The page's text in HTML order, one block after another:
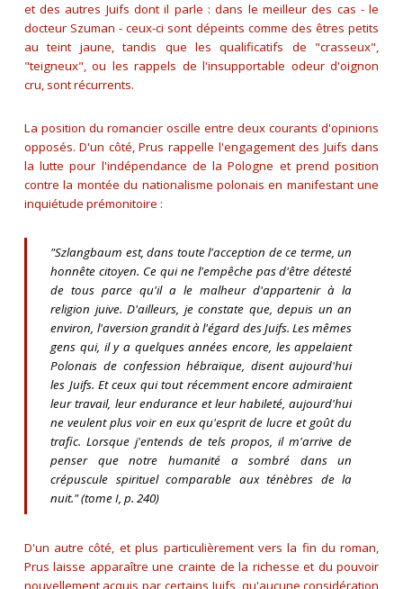
et des autres Juifs dont il parle : dans le meilleur des cas - le
docteur Szuman - ceux-ci sont dépeints comme des êtres petits
au teint jaune, tandis que les qualificatifs de "crasseux",
"teigneux", ou les rappels de l'insupportable odeur d'oignon
cru, sont récurrents.
La position du romancier oscille entre deux courants d'opinions
opposés. D'un côté, Prus rappelle l'engagement des Juifs dans
la lutte pour l'indépendance de la Pologne et prend position
contre la montée du nationalisme polonais en manifestant une
inquiétude prémonitoire :
"Szlangbaum est, dans toute l'acception de ce terme, un
honnête citoyen. Ce qui ne l'empêche pas d'être détesté
de tous parce qu'il a le malheur d'appartenir à la
religion juive. D'ailleurs, je constate que, depuis un an
environ, l'aversion grandit à l'égard des Juifs. Les mêmes
gens qui, il y a quelques années encore, les appelaient
Polonais de confession hébraïque, disent aujourd'hui
les Juifs. Et ceux qui tout récemment encore admiraient
leur travail, leur endurance et leur habileté, aujourd'hui
ne veulent plus voir en eux qu'esprit de lucre et goût du
trafic. Lorsque j'entends de tels propos, il m'arrive de
penser que notre humanité a sombré dans un
crépuscule spirituel comparable aux ténèbres de la
nuit." (tome I, p. 240)
D'un autre côté, et plus particulièrement vers la fin du roman,
Prus laisse apparaître une crainte de la richesse et du pouvoir
nouvellement acquis par certains Juifs, qu'aucune considération